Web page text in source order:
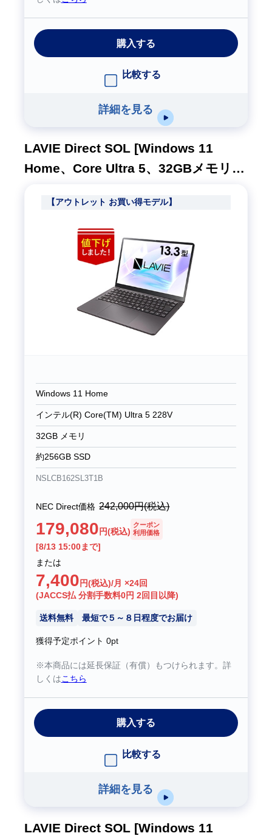
購入する
比較する
詳細を見る
LAVIE Direct SOL [Windows 11
Home、Core Ultra 5、32GBメモリ、
ンブラック、1年間保証]
【アウトレット お買い得モデル】
Windows 11 Home
インテル(R) Core(TM) Ultra 5 228V
32GB メモリ
約256GB SSD
NSLCB162SL3T1B
NEC Direct価格 242,000円(税込)
179,080 円(税込)
クーポン
利用価格
[8/13 15:00まで]
または
7,400 円(税込)/月 ×24回
(JACCS払 分割手数料0円 2回目以降)
送料無料 最短で５～８日程度でお届け
獲得予定ポイント 0pt
※本商品には延長保証（有償）もつけられます。詳
しくはこちら
購入する
比較する
詳細を見る
LAVIE Direct SOL [Windows 11